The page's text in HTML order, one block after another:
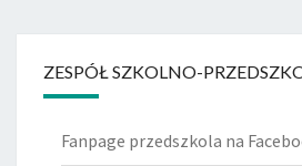
ZESPÓŁ SZKOLNO-
Fanpage przedszkola na